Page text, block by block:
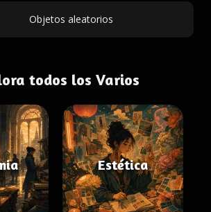
Objetos aleatorios
todos los Varios
Estética